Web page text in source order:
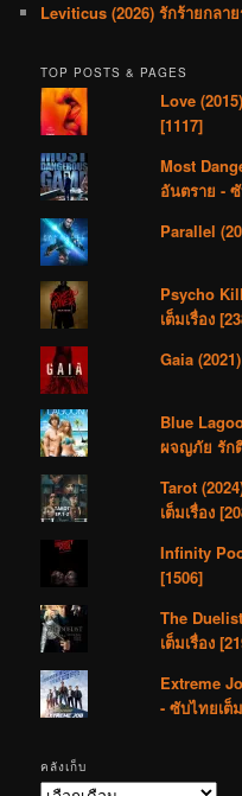
Leviticus (2026) รักร้ายกลา
TOP POSTS & PAGES
Love
[1117]
Most
อันตราย - ซั
Parallel
Psycho
เต็มเรื่อง
Gaia
Blue
ผจญภัย รักติ
Tarot
เต็มเรื่อง
Infinity
[1506]
The
เต็มเรื่อง
Extreme
- ซับไทยเต็
คลังเก็บ
คลัง